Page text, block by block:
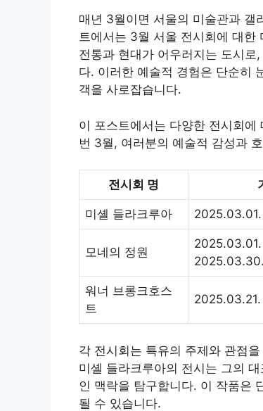
매년 3월이면 서울의 미술관과 갤
트에서는 3월 서울 전시회에 대한
전통과 현대가 어우러지는 도시
다. 이러한 예술적 경험은 단순히
객을 사로잡습니다.
이 포스트에서는 다양한 전시회
번 3월, 여러분의 예술적 감성과
전시회 명
미셸 들라크루아
모네의 정원
2025.03.30.
워너 브롱크호스
트
각 전시회는 특유의 주제와 관점
미셸 들라크루아의 전시는 그의 대
인 맥락을 탐구합니다. 이 작품은
될 수 있습니다.